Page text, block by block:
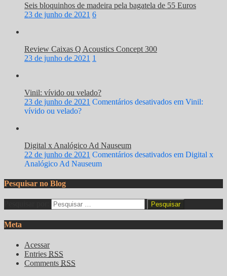
Seis bloquinhos de madeira pela bagatela de 55 Euros
23 de junho de 2021 6
Review Caixas Q Acoustics Concept 300
23 de junho de 2021 1
Vinil: vívido ou velado?
23 de junho de 2021 Comentários desativados em Vinil:
vívido ou velado?
Digital x Analógico Ad Nauseum
22 de junho de 2021 Comentários desativados em Digital x
Analógico Ad Nauseum
Pesquisar no Blog
Meta
Acessar
Entries RSS
Comments RSS